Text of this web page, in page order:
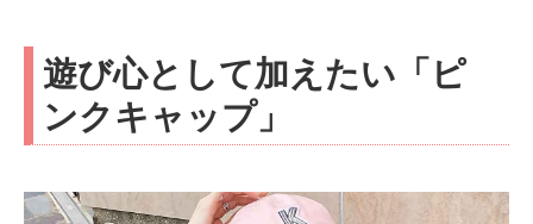
遊び心として加えたい「ピ
ンクキャップ」